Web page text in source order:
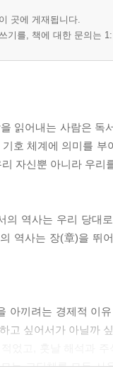
곳에 게재됩니다.
기를, 책에 대한 문의는
읽어내는 사람은
호 체계에 의미를
자신뿐 아니라 우리
의 역사는 우리 당대
역사는 장(章)을 뛰
아끼려는 경제적 이
고 싶어서가 아닐까
는 고딕체를 모두